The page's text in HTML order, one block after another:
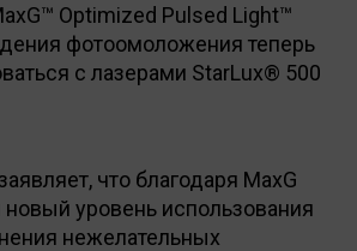
Optimized Pulsed Light™
фотоомоложения теперь
с лазерами StarLux® 500
что благодаря MaxG
новый уровень использования
нежелательных